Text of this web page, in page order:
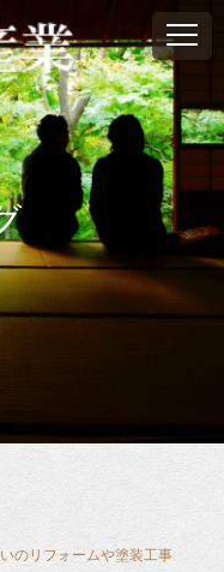
のリフォームや塗装工事